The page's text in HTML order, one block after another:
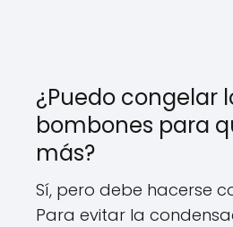
¿Puedo congelar
bombones para
más?
Sí, pero debe hacerse
Para evitar la